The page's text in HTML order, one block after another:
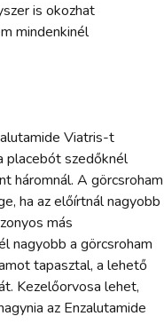
is okozhat
mindenkinél
Viatris-t
placebót szedőknél
háromnál. A görcsroham
ha az előírtnál nagyobb
más
nagyobb a görcsroham
tapasztal, a lehető
Kezelőorvosa lehet,
az Enzalutamide